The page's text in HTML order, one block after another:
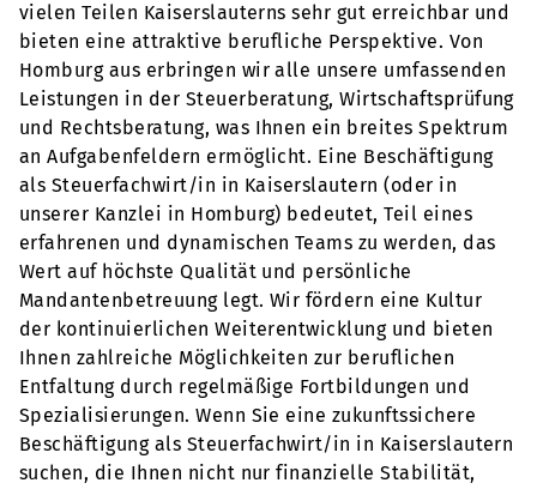
vielen Teilen Kaiserslauterns sehr gut erreichbar und
bieten eine attraktive berufliche Perspektive. Von
Homburg aus erbringen wir alle unsere umfassenden
Leistungen in der Steuerberatung, Wirtschaftsprüfung
und Rechtsberatung, was Ihnen ein breites Spektrum
an Aufgabenfeldern ermöglicht. Eine Beschäftigung
als Steuerfachwirt/in in Kaiserslautern (oder in
unserer Kanzlei in Homburg) bedeutet, Teil eines
erfahrenen und dynamischen Teams zu werden, das
Wert auf höchste Qualität und persönliche
Mandantenbetreuung legt. Wir fördern eine Kultur
der kontinuierlichen Weiterentwicklung und bieten
Ihnen zahlreiche Möglichkeiten zur beruflichen
Entfaltung durch regelmäßige Fortbildungen und
Spezialisierungen. Wenn Sie eine zukunftssichere
Beschäftigung als Steuerfachwirt/in in Kaiserslautern
suchen, die Ihnen nicht nur finanzielle Stabilität,